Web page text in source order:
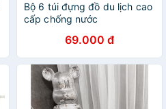
Bộ 6 túi đựng đồ du lịch cao
cấp chống nước
69.000 đ